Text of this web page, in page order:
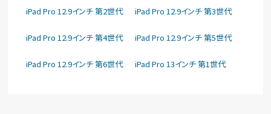
iPad Pro 12.9インチ 第2世代 iPad Pro 12.9インチ 第3世代
iPad Pro 12.9インチ 第4世代 iPad Pro 12.9インチ 第5世代
iPad Pro 12.9インチ 第6世代 iPad Pro 13インチ 第1世代